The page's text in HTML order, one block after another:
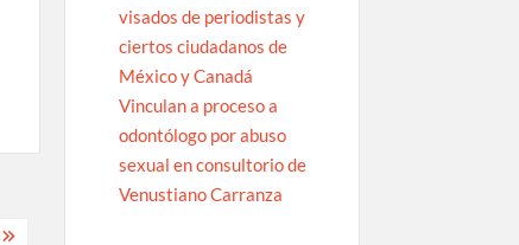
visados de periodistas y
ciertos ciudadanos de
México y Canadá
Vinculan a proceso a
odontólogo por abuso
sexual en consultorio de
Venustiano Carranza